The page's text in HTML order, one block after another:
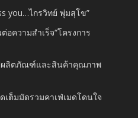
you…ไกรวิทย์ พุ่มสุโข”
ความสำเร็จ“โครงการ
ผลิตภัณฑ์และสินค้าคุณภาพ
เต็มมัดรวมคาเฟ่เมดโดนใจ